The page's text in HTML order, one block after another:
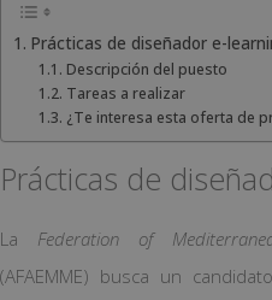
Prácticas de diseñador e-
Descripción del puesto
Tareas a realizar
¿Te interesa esta oferta de
Prácticas de
La Federation of
(AFAEMME) busca un